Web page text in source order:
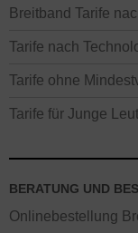
Breitband Tarife
Tarife nach
Tarife ohne
Tarife für Junge
BERATUNG UND
Onlinebestellung